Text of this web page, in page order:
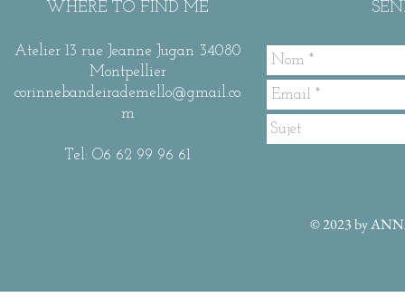
WHERE TO FIND ME
Atelier 13 rue Jeanne Jugan 34080
Montpellier
corinnebandeirademello@gmail.co
m
Tel: O6 62 99 96 61
© 2023 by